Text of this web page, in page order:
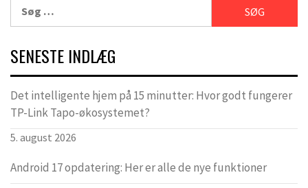
efter:
SENESTE INDLÆG
Det intelligente hjem på 15 minutter: Hvor godt fungerer
TP-Link Tapo-økosystemet?
5. august 2026
Android 17 opdatering: Her er alle de nye funktioner